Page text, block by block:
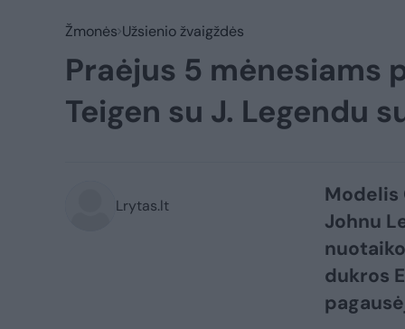
Žmonės Užsienio žvaigždės
Praėjus 5 mėnesiams
Teigen su J. Legendu
Lrytas.lt
Modelis
Johnu
dukros